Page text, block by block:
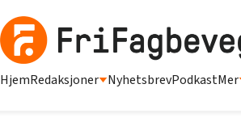
HjemRedaksjoner NyhetsbrevPodkastMer